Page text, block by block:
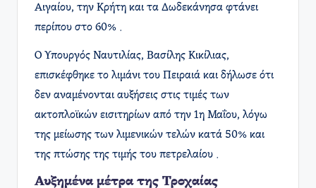
Αιγαίου, την Κρήτη και τα Δωδεκάνησα φτάνει
περίπου στο 60% .​
Ο Υπουργός Ναυτιλίας, Βασίλης Κικίλιας,
επισκέφθηκε το λιμάνι του Πειραιά και δήλωσε ότι
δεν αναμένονται αυξήσεις στις τιμές των
ακτοπλοϊκών εισιτηρίων από την 1η Μαΐου, λόγω
της μείωσης των λιμενικών τελών κατά 50% και
της πτώσης της τιμής του πετρελαίου .​
Αυξημένα μέτρα της Τροχαίας